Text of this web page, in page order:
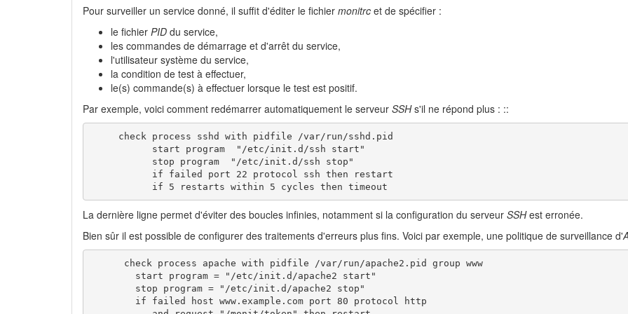
Pour surveiller un service donné, il suffit d'éditer le fichier monitrc et de spécifier :
le fichier PID du service,
les commandes de démarrage et d'arrêt du service,
l'utilisateur système du service,
la condition de test à effectuer,
le(s) commande(s) à effectuer lorsque le test est positif.
Par exemple, voici comment redémarrer automatiquement le serveur SSHs'il ne répond plus : ::
     check process sshd with pidfile /var/run/sshd.pid
           start program  "/etc/init.d/ssh start"
           stop program  "/etc/init.d/ssh stop"
           if failed port 22 protocol ssh then restart
           if 5 restarts within 5 cycles then timeout
La dernière ligne permet d'éviter des boucles infinies, notamment si la configuration du serveur SSHest erronée.
Bien sûr il est possible de configurer des traitements d'erreurs plus fins. Voici par exemple, une politique de surveillance d'
      check process apache with pidfile /var/run/apache2.pid group www
        start program = "/etc/init.d/apache2 start"
        stop program = "/etc/init.d/apache2 stop"
        if failed host www.example.com port 80 protocol http